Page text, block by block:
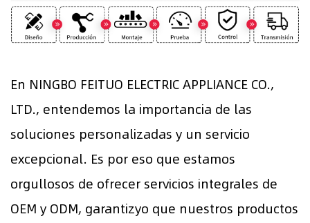
En NINGBO FEITUO ELECTRIC APPLIANCE CO.,
LTD., entendemos la importancia de las
soluciones personalizadas y un servicio
excepcional. Es por eso que estamos
orgullosos de ofrecer servicios integrales de
OEM y ODM, garantizyo que nuestros productos